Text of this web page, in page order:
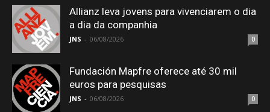
Allianz leva jovens para vivenciarem o dia
a dia da companhia
JNS - 06/08/2026 0
Fundación Mapfre oferece até 30 mil
euros para pesquisas
JNS - 06/08/2026 0